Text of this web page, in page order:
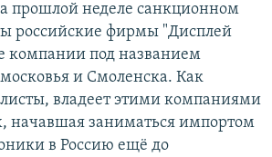
прошлой неделе санкционном
российские фирмы "Дисплей
компании под названием
и Смоленска. Как
владеет этими компаниями
начавшая заниматься импортом
в Россию ещё до